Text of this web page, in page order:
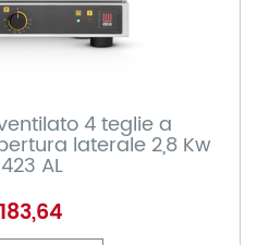
4 teglie a
laterale 2,8 Kw
AL